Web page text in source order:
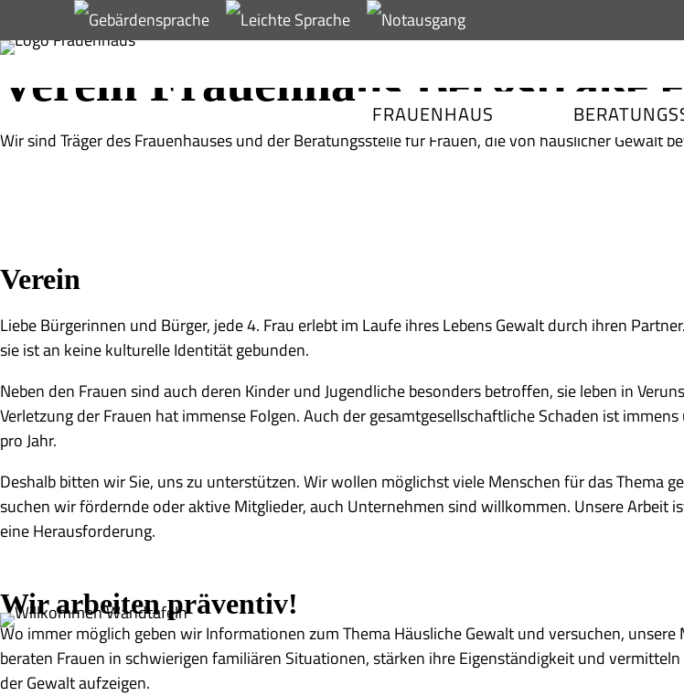
FRAUENHAUS
Verein Frauenhaus Bergstraße
Wir sind Träger des Frauenhauses und der Beratungsstelle für Frauen, die von häuslicher Gewalt
Verein
Liebe Bürgerinnen und Bürger, jede 4. Frau erlebt im Laufe ihres Lebens Gewalt durch ihren
sie ist an keine kulturelle Identität gebunden.
Neben den Frauen sind auch deren Kinder und Jugendliche besonders betroffen, sie leben in
Verletzung der Frauen hat immense Folgen. Auch der gesamtgesellschaftliche Schaden ist
pro Jahr.
Deshalb bitten wir Sie, uns zu unterstützen. Wir wollen möglichst viele Menschen für das Thema
suchen wir fördernde oder aktive Mitglieder, auch Unternehmen sind willkommen. Unsere Arbeit
eine Herausforderung.
Wir arbeiten präventiv!
Wo immer möglich geben wir Informationen zum Thema Häusliche Gewalt und versuchen,
beraten Frauen in schwierigen familiären Situationen, stärken ihre Eigenständigkeit und
der Gewalt aufzeigen.